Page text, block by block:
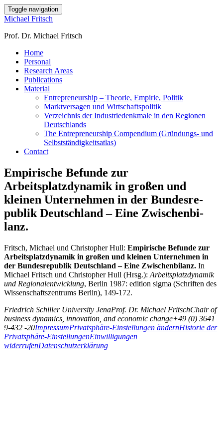
Toggle navigation
Michael Fritsch
Prof. Dr. Michael Fritsch
Home
Personal
Research Areas
Publications
Material
Entrepreneurship – Theorie, Empirie, Politik
Marktversagen und Wirtschaftspolitik
Verzeichnis der Industriedenkmale in den Regionen
Deutschlands
The Entrepreneurship Compendium (Gründungs- und
Selbstständigkeitsatlas)
Contact
Empirische Befunde zur
Arbeitsplatzdynamik in großen und
kleinen Unter­nehmen in der Bundes­re­
publik Deutschland – Eine Zwischenbi­
lanz.
Fritsch, Michael und Christopher Hull: Empirische Befunde zur
Arbeitsplatzdynamik in großen und kleinen Unter­nehmen in
der Bundes­re­publik Deutschland – Eine Zwischenbi­lanz. In
Michael Fritsch und Christopher Hull (Hrsg.): Arbeits­platz­dynamik
und Regio­nalentwick­lung, Berlin 1987: edition sigma (Schrif­ten des
Wissen­schaftszen­trums Berlin­), 149-172.
Friedrich Schiller University JenaProf. Dr. Michael FritschChair of
business dynamics, innovation, and economic change+49 (0) 3641
9-432 -20ImpressumPrivatsphäre-Einstellungen ändernHistorie der
Privatsphäre-EinstellungenEinwilligungen
widerrufenDatenschutzerklärung